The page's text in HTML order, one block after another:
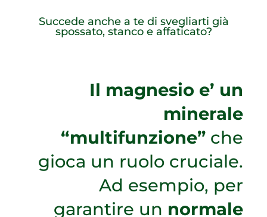
Succede anche a te di svegliarti già
spossato, stanco e affaticato?
Il magnesio e’ un
minerale
“multifunzione” che
gioca un ruolo cruciale.
Ad esempio, per
garantire un normale